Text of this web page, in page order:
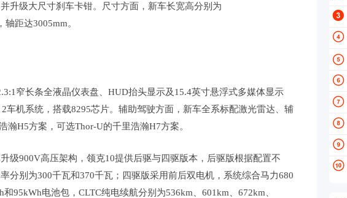
升级大尺寸刹车卡钳。尺寸方面，新车长宽高分别为
轴距达3005mm。
窄长条全液晶仪表盘、HUD抬头显示及15.4英寸悬浮式多媒体显示
2车机系统，搭载8295芯片。辅助驾驶方面，新车全系标配激光雷达、辅
瀚H5方案，可选Thor-U的千里浩瀚H7方案。
级900V高压架构，领克10提供后驱与四驱版本，后驱版根据配置不
分别为300千瓦和370千瓦；四驱版采用前后双电机，系统综合马力680
95kWh电池包，CLTC纯电续航分别为536km、601km、672km、